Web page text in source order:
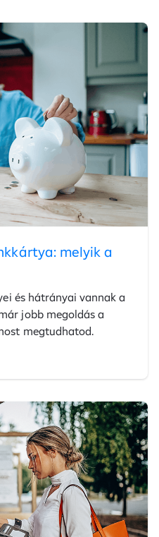
melyik a
és hátrányai vannak a
jobb megoldás a
megtudhatod.